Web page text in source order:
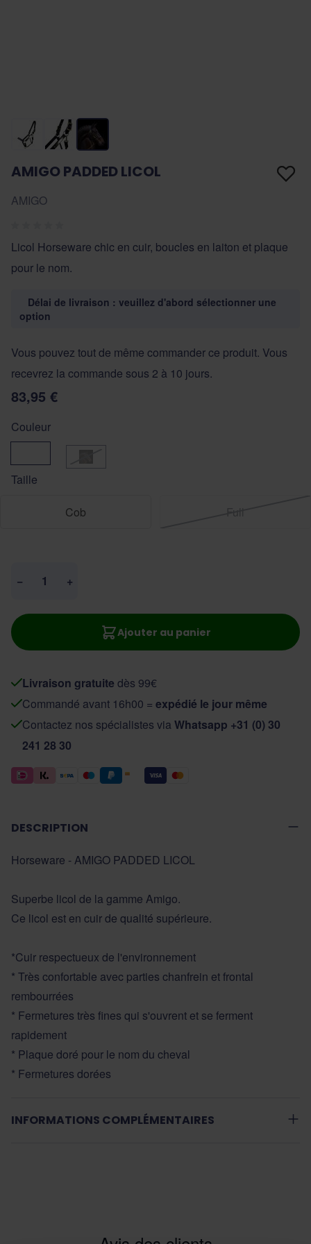
AMIGO PADDED LICOL
AMIGO
Licol Horseware chic en cuir, boucles en laiton et plaque
pour le nom.
Délai de livraison : veuillez d'abord sélectionner une
option
Vous pouvez tout de même commander ce produit. Vous
recevrez la commande sous 2 à 10 jours.
83,95 €
Couleur
Taille
Cob
− +
Ajouter au panier
Livraison gratuite dès 99€
Commandé avant 16h00 = expédié le jour même
Contactez nos spécialistes via Whatsapp +31 (0) 30
241 28 30
DESCRIPTION
Horseware - AMIGO PADDED LICOL
Superbe licol de la gamme Amigo.
Ce licol est en cuir de qualité supérieure.
*Cuir respectueux de l'environnement
* Très confortable avec parties chanfrein et frontal
rembourrées
* Fermetures très fines qui s'ouvrent et se ferment
rapidement
* Plaque doré pour le nom du cheval
* Fermetures dorées
INFORMATIONS COMPLÉMENTAIRES